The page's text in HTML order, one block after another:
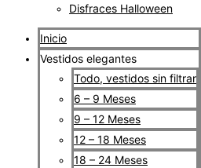
Disfraces Halloween
Inicio
Vestidos elegantes
Todo, vestidos sin filtrar
6 – 9 Meses
9 – 12 Meses
12 – 18 Meses
18 – 24 Meses